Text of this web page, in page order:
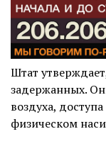
Штат
задержанных.
воздуха,
физическом